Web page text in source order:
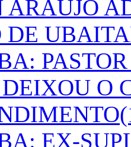
ARAUJO
DE
O
EX-